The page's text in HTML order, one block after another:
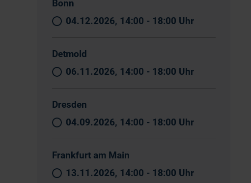
Bonn
04.12.2026, 14:00 - 18:00 Uhr
Detmold
06.11.2026, 14:00 - 18:00 Uhr
Dresden
04.09.2026, 14:00 - 18:00 Uhr
Frankfurt am Main
13.11.2026, 14:00 - 18:00 Uhr